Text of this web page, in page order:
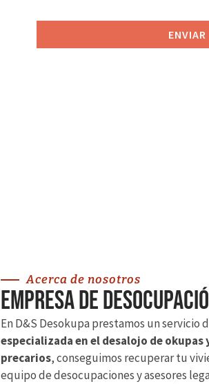
ENVIAR
Acerca de nosotros
Empresa de
En D&S Desokupa prestamos un servicio
especializada en el desalojo de
precarios, conseguimos recuperar tu
equipo de desocupaciones y asesores